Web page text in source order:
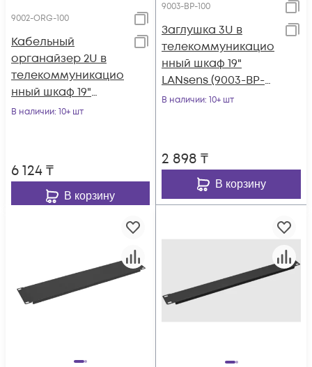
9002-ORG-100
Кабельный
органайзер 2U в
телекоммуникацио
нный шкаф 19"
LANsens (9002-ORG-
В наличии: 10+ шт
6 124₸
В корзину
9003-BP-100
Заглушка 3U в
телекоммуникацио
нный шкаф 19"
LANsens (9003-BP-
100)
В наличии: 10+ шт
2 898 ₸
В корзину